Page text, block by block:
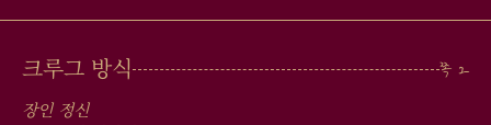
MAIN
크루그 방식
장인 정신